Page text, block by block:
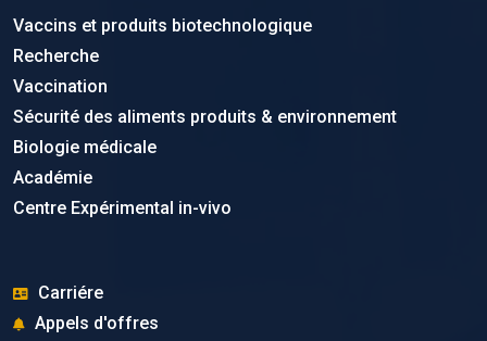
Vaccins et produits biotechnologique
Recherche
Vaccination
Sécurité des aliments produits & environnement
Biologie médicale
Académie
Centre Expérimental in-vivo
Carriére
Appels d'offres